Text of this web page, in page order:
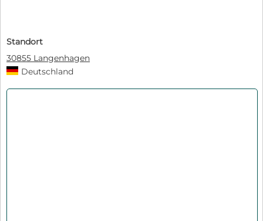
Standort
30855 Langenhagen
Deutschland